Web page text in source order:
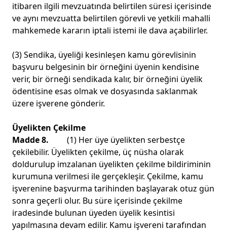
itibaren ilgili mevzuatında belirtilen süresi içerisinde
ve aynı mevzuatta belirtilen görevli ve yetkili mahalli
mahkemede kararın iptali istemi ile dava açabilirler.
(3) Sendika, üyeliği kesinleşen kamu görevlisinin
başvuru belgesinin bir örneğini üyenin kendisine
verir, bir örneği sendikada kalır, bir örneğini üyelik
ödentisine esas olmak ve dosyasında saklanmak
üzere işverene gönderir.
Üyelikten Çekilme
Madde 8. (1) Her üye üyelikten serbestçe
çekilebilir. Üyelikten çekilme, üç nüsha olarak
doldurulup imzalanan üyelikten çekilme bildiriminin
kurumuna verilmesi ile gerçekleşir. Çekilme, kamu
işverenine başvurma tarihinden başlayarak otuz gün
sonra geçerli olur. Bu süre içerisinde çekilme
iradesinde bulunan üyeden üyelik kesintisi
yapılmasına devam edilir. Kamu işvereni tarafından